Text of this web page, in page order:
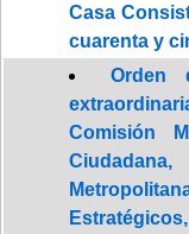
Casa
cuarenta y
Orden
Comisión